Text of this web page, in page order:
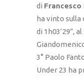
di Francesco
ha vinto sulla
di 1h03’29”,
3° Paolo
Under 23 ha